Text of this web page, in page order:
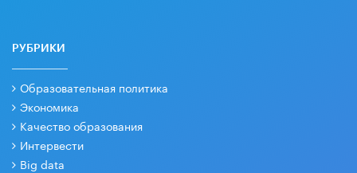
РУБРИКИ
Образовательная политика
Экономика
Качество образования
Интервести
Big data